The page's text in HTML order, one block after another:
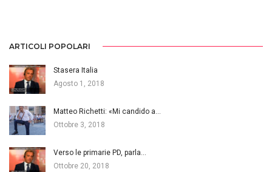
ARTICOLI POPOLARI
Stasera Italia
Agosto 1, 2018
Matteo Richetti: «Mi candido a…
Ottobre 3, 2018
Verso le primarie PD, parla…
Ottobre 20, 2018